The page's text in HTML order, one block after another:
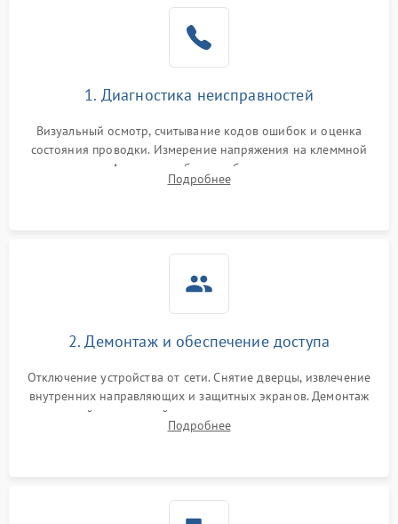
1. Диагностика неисправностей
Визуальный осмотр, считывание кодов ошибок и оценка
состояния проводки. Измерение напряжения на клеммной
колодке. Анализ жалоб на проблемы с нагревом,
конвекцией, панелью управления или блокировкой дверцы.
Подробнее
2. Демонтаж и обеспечение доступа
Отключение устройства от сети. Снятие дверцы, извлечение
внутренних направляющих и защитных экранов. Демонтаж
задней или верхней панели для прямого доступа к
нагревательным элементам, плате и вентиляторам.
Подробнее